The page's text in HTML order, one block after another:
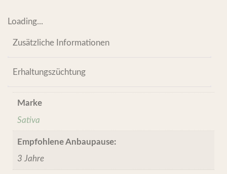
Loading...
Zusätzliche Informationen
Erhaltungszüchtung
Marke
Sativa
Empfohlene Anbaupause:
3 Jahre